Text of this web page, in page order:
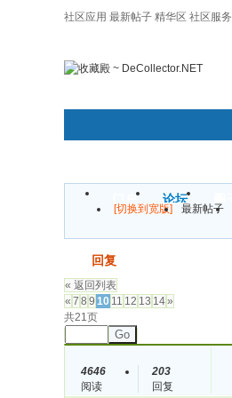
社区应用 最新帖子 精华区 社区服务
门户 论坛
[切换到宽版] 最新帖子
回复
« 返回列表
« 7 8 9 10 11 12 13 14»
共21页
Go
4646
阅读
203
回复